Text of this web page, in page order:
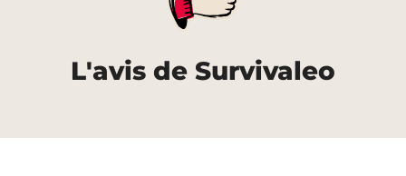
L'avis de Survivaleo